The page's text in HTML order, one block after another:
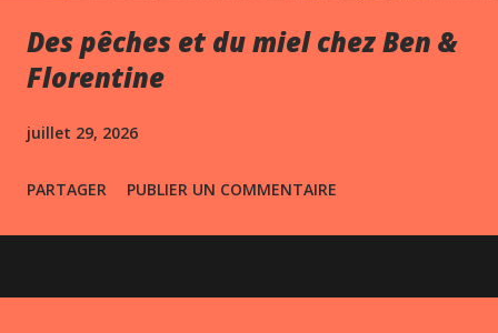
Des pêches et du miel chez Ben &
Florentine
juillet 29, 2026
PARTAGER PUBLIER UN COMMENTAIRE